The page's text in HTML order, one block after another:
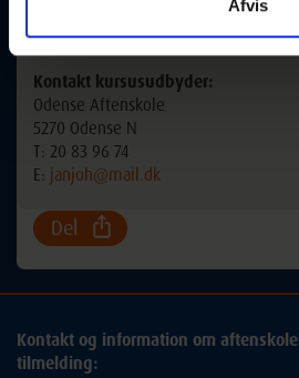
Afvis
Kontakt kursusudbyder:
Odense Aftenskole
5270 Odense N
T: 20 83 96 74
E: janjoh@mail.dk
Del
Kontakt og information om
tilmelding: